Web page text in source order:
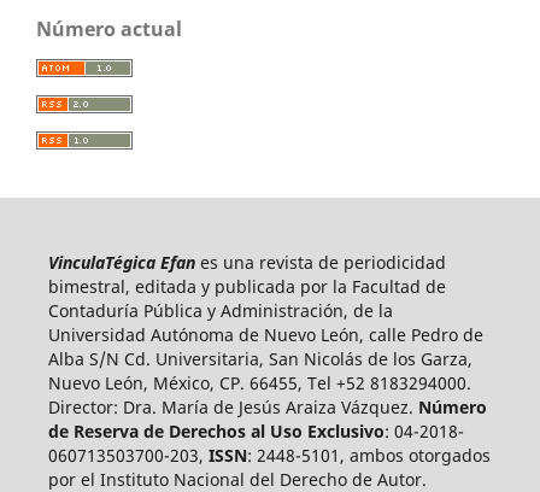
Número actual
VinculaTégica Efanes una revista de periodicidad
bimestral, editada y publicada por la Facultad de
Contaduría Pública y Administración, de la
Universidad Autónoma de Nuevo León, calle Pedro de
Alba S/N Cd. Universitaria, San Nicolás de los Garza,
Nuevo León, México, CP. 66455, Tel +52 8183294000.
Director: Dra. María de Jesús Araiza Vázquez. Número
de Reserva de Derechos al Uso Exclusivo: 04-2018-
060713503700-203, ISSN: 2448-5101, ambos otorgados
por el Instituto Nacional del Derecho de Autor.